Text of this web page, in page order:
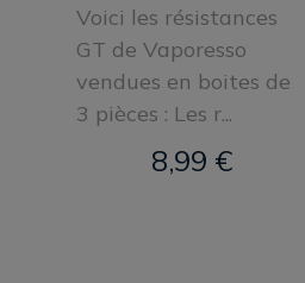
Voici les résistances
GT de Vaporesso
vendues en boites de
3 pièces : Les r...
8,99 €